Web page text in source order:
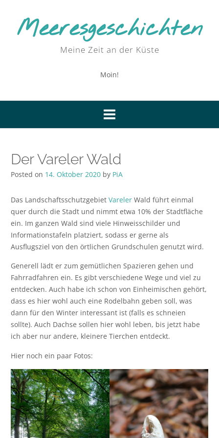
contentMeeresgeschichten
Meine Zeit an der Küste
Moin!
Der Vareler Wald
Posted on 14. Oktober 2020 by PiA
Das Landschaftsschutzgebiet Vareler Wald führt einmal
quer durch die Stadt und nimmt etwa 10% der Stadtfläche
ein. Im ganzen Wald sind viele Hinweisschilder und
Informationstafeln platziert, sodass er gerne als
Ausflugsziel von den örtlichen Grundschulen genutzt wird.
Generell lädt er zum gemütlichen Spazieren gehen und
Fahrradfahren ein. Es gibt verschiedene Wege und viel zu
entdecken. Auch habe ich schon von Einheimischen gehört,
dass es hier wohl auch eine Rodelbahn geben soll, was
dann für den Winter interessant ist (falls es schneien
sollte). Auch Dachse sollen hier wohl leben, bis jetzt habe
ich aber nur andere, kleinere Tierchen entdeckt.
Hier noch ein paar Fotos: